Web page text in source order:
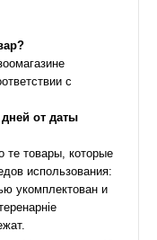
с
от даты
те товары, которые
использования:
укомплектован и